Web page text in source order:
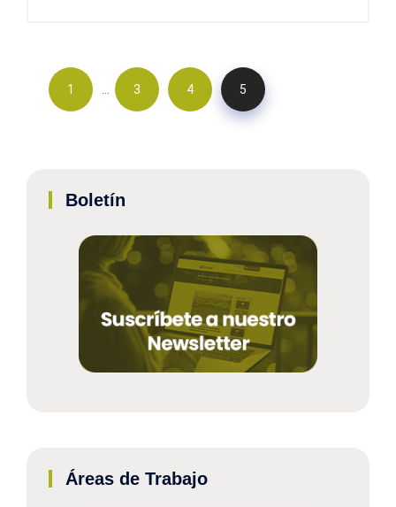
1 … 3 4 5
Boletín
Áreas de Trabajo